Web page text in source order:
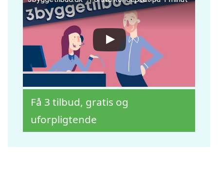
Få 3 tilbud, gratis og
uforpligtende